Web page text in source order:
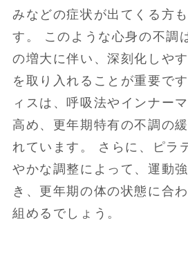
みなどの症状が出てくる方
す。 このような心身の不調
の増大に伴い、深刻化しや
を取り入れることが重要で
ィスは、呼吸法やインナー
高め、更年期特有の不調の
れています。 さらに、ピラ
やかな調整によって、運動
き、更年期の体の状態に合
組めるでしょう。